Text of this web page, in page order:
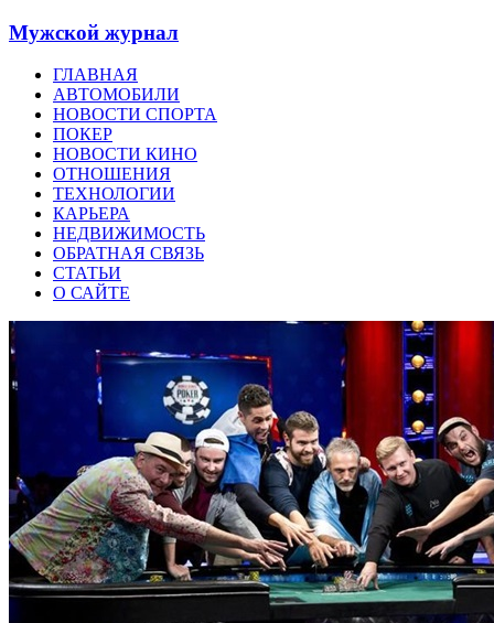
Мужской журнал
ГЛАВНАЯ
АВТОМОБИЛИ
НОВОСТИ СПОРТА
ПОКЕР
НОВОСТИ КИНО
ОТНОШЕНИЯ
ТЕХНОЛОГИИ
КАРЬЕРА
НЕДВИЖИМОСТЬ
ОБРАТНАЯ СВЯЗЬ
СТАТЬИ
О САЙТЕ